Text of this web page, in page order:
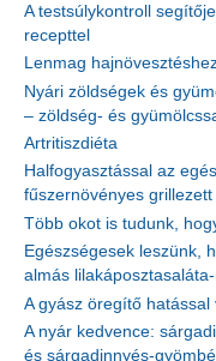
A testsúlykontroll
recepttel
Lenmag
Nyári zöldségek és
– zöldség- és
Artritiszdiéta
Halfogyasztással az
fűszernövényes
Több okot is tudunk,
Egészségesek leszünk,
almás
A gyász öregítő
A nyár kedvence:
és sárgadinnyés-